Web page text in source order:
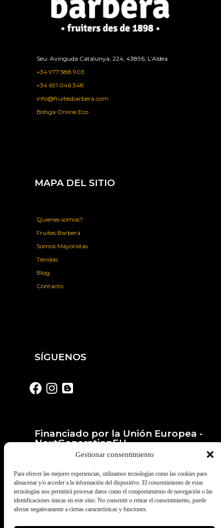
Gestionar consentimiento
Para ofrecer las mejores experiencias, utilizamos tecnologías como las cookies para
almacenar y/o acceder a la información del dispositivo. El consentimiento de estas
tecnologías nos permitirá procesar datos como el comportamiento de navegación o las
identificaciones únicas en este sitio. No consentir o retirar el consentimiento, puede
afectar negativamente a ciertas características y funciones.
Seu: Avinguda Catalunya, 224, 43896, L’Aldea
+34 977 588 903
+34 691 046 348
info@fruitesbarbera.com
Botiga Online Eco
MAPA DEL SITIO
Quienes somos?
Fruites Barberà
Somos Mayoristas
Tiendas
Blog
Contacto
SÍGUENOS
Financiado por la Unión Europea -
NextGenerationEU